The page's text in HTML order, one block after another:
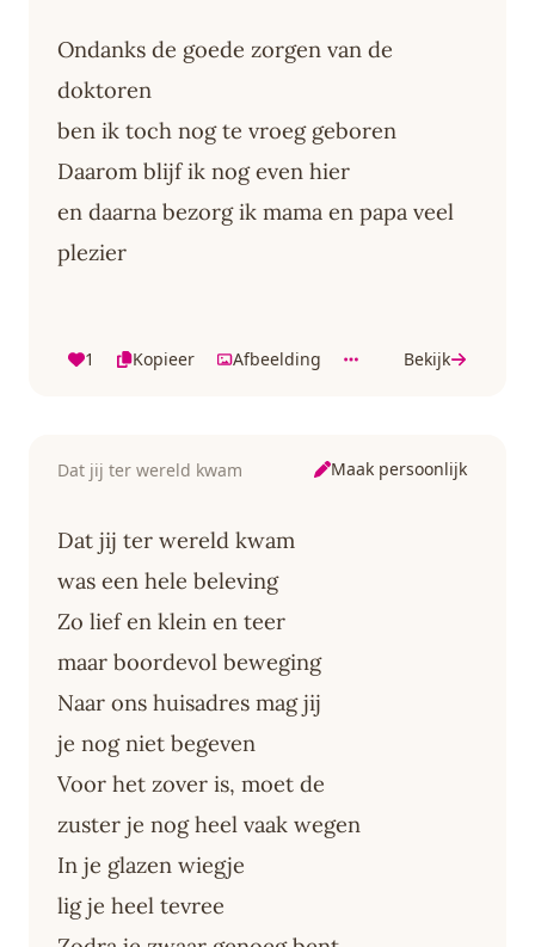
Ondanks de goede zorgen van de
doktoren
ben ik toch nog te vroeg geboren
Daarom blijf ik nog even hier
en daarna bezorg ik mama en papa veel
plezier
1 Kopieer Afbeelding Bekijk
Dat jij ter wereld kwam Maak persoonlijk
Dat jij ter wereld kwam
was een hele beleving
Zo lief en klein en teer
maar boordevol beweging
Naar ons huisadres mag jij
je nog niet begeven
Voor het zover is, moet de
zuster je nog heel vaak wegen
In je glazen wiegje
lig je heel tevree